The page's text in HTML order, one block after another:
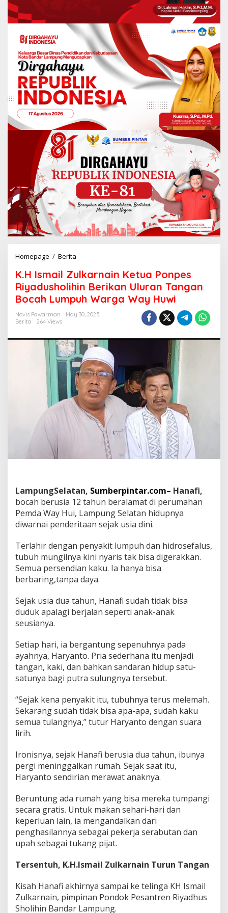
Homepage / Berita
H
I
s
m
a
Z
u
l
k
a
r
n
a
i
n
u
n
p
e
s
y
a
d
u
h
o
l
i
n
B
e
r
k
a
n
U
r
a
n
T
n
g
a
n
B
o
a
h
u
m
p
K.H Ismail Zulkarnain Ketua Ponpes
Riyadusholihin Berikan Uluran Tangan
Bocah Lumpuh Warga Way Huwi
Novis Pawarman
May 30, 2025
Berita
264 Views
LampungSelatan, Sumberpintar.com– Hanafi,
bocah berusia 12 tahun beralamat di perumahan
Pemda Way Hui, Lampung Selatan hidupnya
diwarnai penderitaan sejak usia dini.
Terlahir dengan penyakit lumpuh dan hidrosefalus,
tubuh mungilnya kini nyaris tak bisa digerakkan.
Semua persendian kaku. Ia hanya bisa
berbaring,tanpa daya.
Sejak usia dua tahun, Hanafi sudah tidak bisa
duduk apalagi berjalan seperti anak-anak
seusianya.
Setiap hari, ia bergantung sepenuhnya pada
ayahnya, Haryanto. Pria sederhana itu menjadi
tangan, kaki, dan bahkan sandaran hidup satu-
satunya bagi putra sulungnya tersebut.
“Sejak kena penyakit itu, tubuhnya terus melemah.
Sekarang sudah tidak bisa apa-apa, sudah kaku
semua tulangnya,” tutur Haryanto dengan suara
lirih.
Ironisnya, sejak Hanafi berusia dua tahun, ibunya
pergi meninggalkan rumah. Sejak saat itu,
Haryanto sendirian merawat anaknya.
Beruntung ada rumah yang bisa mereka tumpangi
secara gratis. Untuk makan sehari-hari dan
keperluan lain, ia mengandalkan dari
penghasilannya sebagai pekerja serabutan dan
upah sebagai tukang pijat.
Tersentuh, K.H.Ismail Zulkarnain Turun Tangan
Kisah Hanafi akhirnya sampai ke telinga KH Ismail
Zulkarnain, pimpinan Pondok Pesantren Riyadhus
Sholihin Bandar Lampung.